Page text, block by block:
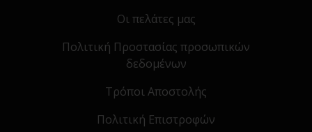
Οι πελάτες μας
Πολιτική Προστασίας προσωπικών
δεδομένων
Τρόποι Αποστολής
Πολιτική Επιστροφών